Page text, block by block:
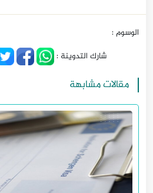
الوسوم :
شارك التدوينة :
مقالات مشابهة